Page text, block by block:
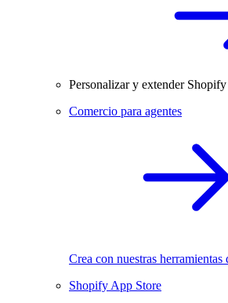
Personalizar y extender Shopify
Comercio para agentes
Crea con nuestras herramientas
Shopify App Store